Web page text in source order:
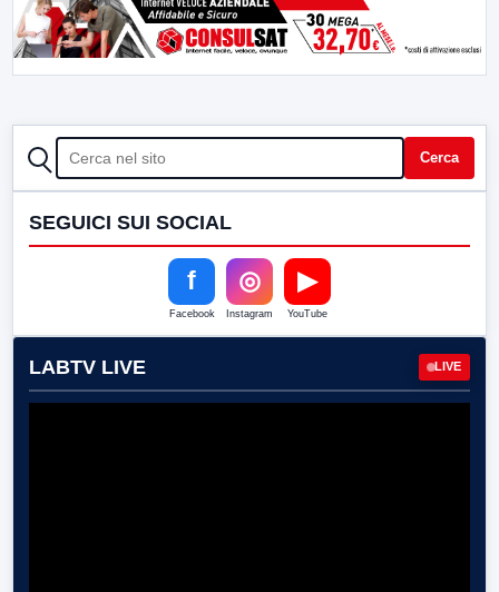
CERCA Cerca
SEGUICI SUI SOCIAL
f
Facebook
◎
Instagram
▶
YouTube
LABTV LIVE LIVE